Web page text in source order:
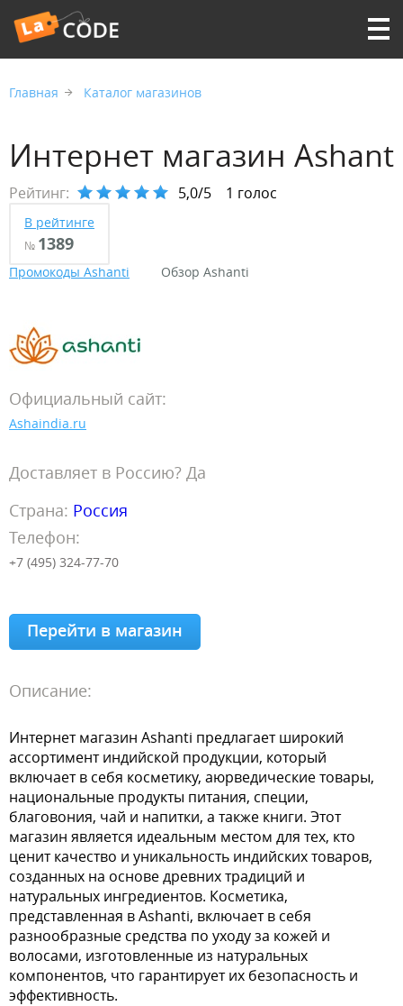
Главная Каталог магазинов
Интернет магазин Ashanti
Рейтинг: 5,0/5 1 голос
В рейтинге
№ 1389
Промокоды Ashanti Обзор Ashanti
Официальный сайт:
Ashaindia.ru
Доставляет в Россию? Да
Страна: Россия
Телефон:
+7 (495) 324-77-70
Перейти в магазин
Описание:
Интернет магазин Ashanti предлагает широкий
ассортимент индийской продукции, который
включает в себя косметику, аюрведические товары,
национальные продукты питания, специи,
благовония, чай и напитки, а также книги. Этот
магазин является идеальным местом для тех, кто
ценит качество и уникальность индийских товаров,
созданных на основе древних традиций и
натуральных ингредиентов. Косметика,
представленная в Ashanti, включает в себя
разнообразные средства по уходу за кожей и
волосами, изготовленные из натуральных
компонентов, что гарантирует их безопасность и
эффективность.